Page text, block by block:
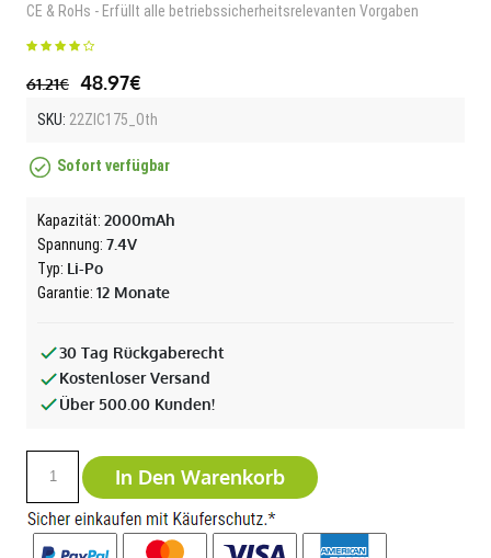
CE & RoHs - Erfüllt alle betriebssicherheitsrelevanten Vorgaben
61.21€ 48.97€
SKU: 22ZIC175_Oth
Sofort verfügbar
Kapazität: 2000mAh
Spannung: 7.4V
Typ: Li-Po
Garantie: 12 Monate
30 Tag Rückgaberecht
Kostenloser Versand
Über 500.00 Kunden!
In Den Warenkorb